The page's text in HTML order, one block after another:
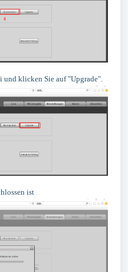
klicken Sie auf "Upgrade".
ist